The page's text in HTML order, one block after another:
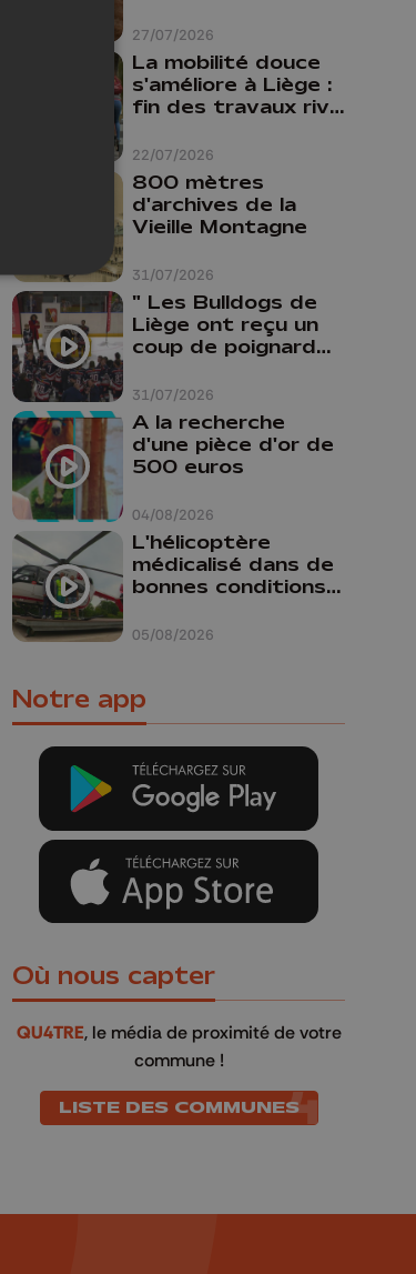
27/07/2026
province de Liège :
"Un citoyen qui
n'est formé ne
peut pas nous
aider"
22/07/2026
La mobilité douce
s'améliore à Liège :
fin des travaux rive
cyclo-piétonnes
Avroy et
Guillemins...
31/07/2026
800 mètres
d'archives de la
Vieille Montagne
31/07/2026
" Les Bulldogs de
Liège ont reçu un
coup de poignard
04/08/2026
A la recherche
d'une pièce d'or de
500 euros
05/08/2026
L'hélicoptère
médicalisé dans de
bonnes conditions à
Notre app
Où nous capter
QU4TRE, le média de proximité de votre
commune !
LISTE DES COMMUNES